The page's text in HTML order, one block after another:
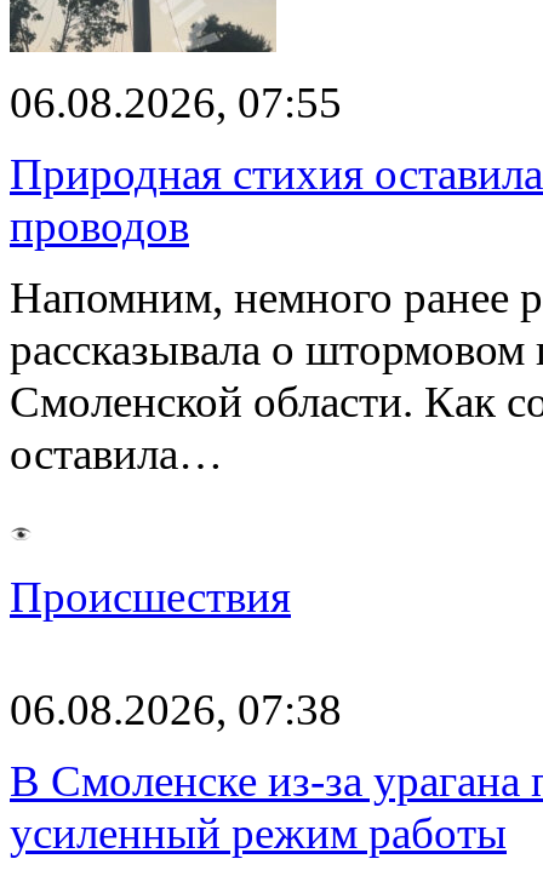
06.08.2026, 07:55
Природная стихия
проводов
Напомним, немного ранее
рассказывала о
Смоленской области. Как
оставила…
Происшествия
06.08.2026, 07:38
В Смоленске из-за
усиленный режим работы